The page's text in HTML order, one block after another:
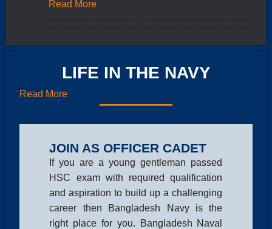
maritime interest, assist maritime governance
Read More
three dimensional navy capable of maintaining
any conflict at sea. Bangladesh Navy shall also
be able to undertake constabulary and benign
tasks to ensure good order at sea for carrying
Read More
LIFE IN THE NAVY
Read More
JOIN AS OFFICER CADET
If you are a young gentleman passed
HSC exam with required qualification
and aspiration to build up a challenging
career then Bangladesh Navy is the
right place for you. Bangladesh Naval